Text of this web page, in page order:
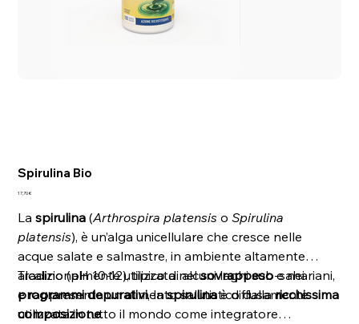
Spirulina Bio
Prezzo
17,70 €
Laspirulina (Arthrospira platensisoSpirulina
platensis), è un’alga unicellulare che cresce nelle
acque salate e salmastre, in ambiente altamente
alcalino (pH 10-12), tipico di alcuni laghi sub-sahariani,
e rappresenta un alimento salutistico dallaricchissima
composizione.
Tradizionalmente utilizzata nelsovrappesoe nei
programmi depurativi, laspirulinaè diffusamente
utilizzata in tutto il mondo come integratore